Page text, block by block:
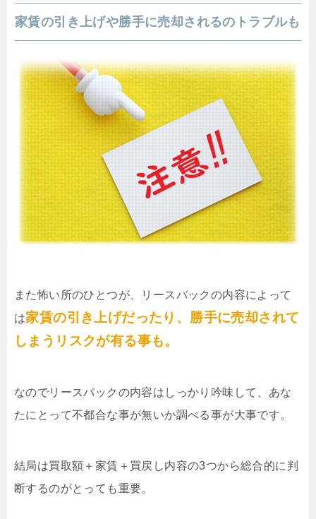
家賃の引き上げや勝手に売却されるのトラブルも
また怖い所のひとつが、リースバックの内容によって
は家賃の引き上げだったり、勝手に売却されて
しまうリスクが有る事も。
なのでリースバックの内容はしっかり吟味して、あな
たにとって不都合な事が無いか調べる事が大事です。
結局は買取額＋家賃＋買戻し内容の3つから総合的に判
断するのがとっても重要。